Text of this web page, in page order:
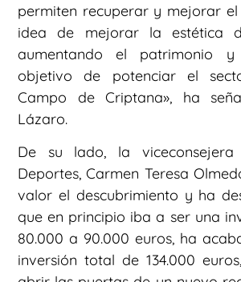
permiten recuperar y mejorar
idea de mejorar la estética
aumentando el patrimonio
objetivo de potenciar el
Campo de Criptana», ha
Lázaro.
De su lado, la
Deportes, Carmen Teresa
valor el descubrimiento y ha
que en principio iba a ser una
80.000 a 90.000 euros, ha
inversión total de 134.000